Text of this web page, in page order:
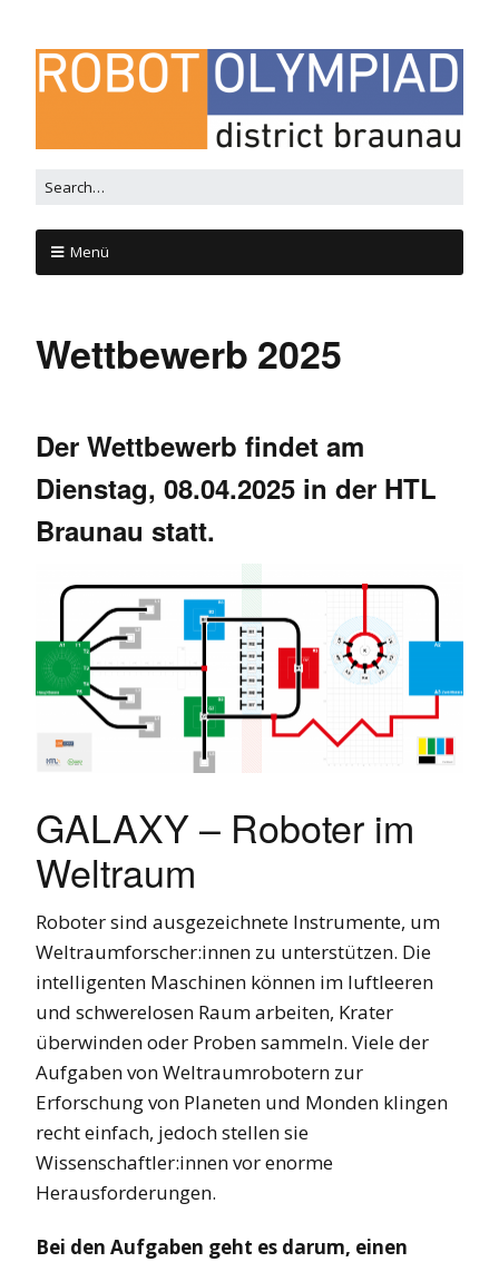
Menü
Wettbewerb 2025
Der Wettbewerb findet am
Dienstag, 08.04.2025 in der HTL
Braunau statt.
GALAXY – Roboter im
Weltraum
Roboter sind ausgezeichnete Instrumente, um
Weltraumforscher:innen zu unterstützen. Die
intelligenten Maschinen können im luftleeren
und schwerelosen Raum arbeiten, Krater
überwinden oder Proben sammeln. Viele der
Aufgaben von Weltraumrobotern zur
Erforschung von Planeten und Monden klingen
recht einfach, jedoch stellen sie
Wissenschaftler:innen vor enorme
Herausforderungen.
Bei den Aufgaben geht es darum, einen